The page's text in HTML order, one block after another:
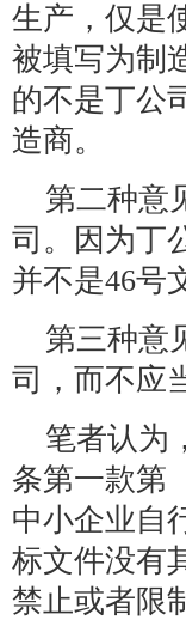
生产，仅是
被填写为制
的不是丁公
造商。
第二种意
司。因为丁
并不是46号
第三种意
司，而不应
笔者认为
条第一款第
中小企业自
标文件没有
禁止或者限